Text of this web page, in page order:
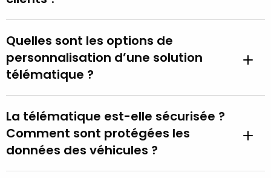
Quelles sont les options de
personnalisation d’une solution
télématique ?
La télématique est-elle sécurisée ?
Comment sont protégées les
données des véhicules ?